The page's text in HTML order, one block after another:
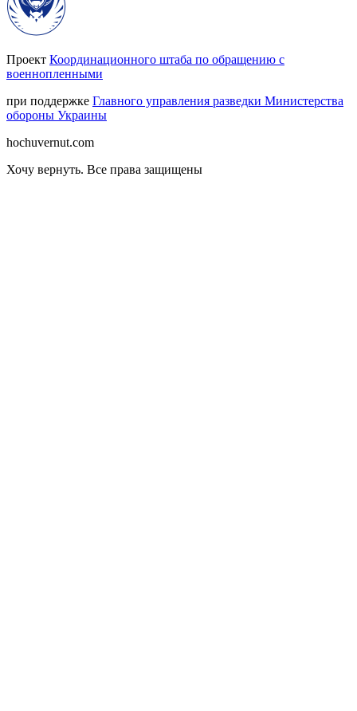
Проект Координационного штаба по обращению с
военнопленными
при поддержке Главного управления разведки Министерства
обороны Украины
hochuvernut.com
Хочу вернуть. Все права защищены